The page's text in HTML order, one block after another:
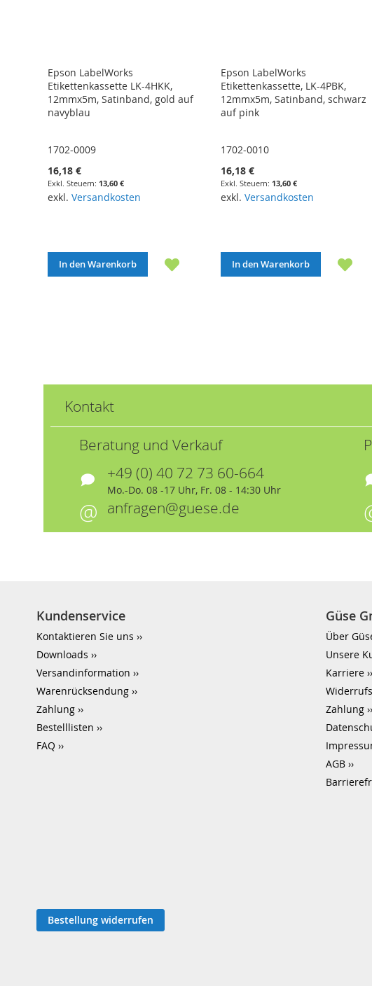
Epson LabelWorks
Etikettenkassette LK-4HKK,
12mmx5m, Satinband, gold auf
navyblau
1702-0009
16,18 €
13,60 €
exkl.Versandkosten
In den Warenkorb
Epson LabelWorks
Etikettenkassette, LK-4PBK,
12mmx5m, Satinband, schwarz
auf pink
1702-0010
16,18 €
13,60 €
exkl. Versandkosten
In den Warenkorb
Kontakt
Beratung und Verkauf
+49 (0) 40 72 73 60-664
Mo.-Do. 08 -17 Uhr, Fr. 08 - 14:30 Uhr
anfragen@guese.de
Kundenservice
Kontaktieren Sie uns
Downloads
Versandinformation
Warenrücksendung
Zahlung
Bestelllisten
FAQ
Güse
Über
Unsere
Karriere
Zahlung
AGB
Bestellung widerrufen